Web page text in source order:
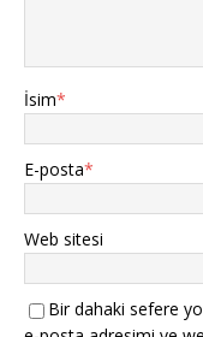
İsim*
E-posta*
Web sitesi
Bir dahaki sefere